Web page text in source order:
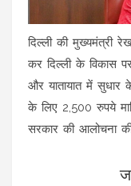
दिल्ली की मुख्यमंत्री
कर दिल्ली के विकास
और यातायात में सुधार
के लिए 2,500 रुपये
सरकार की आलोचना